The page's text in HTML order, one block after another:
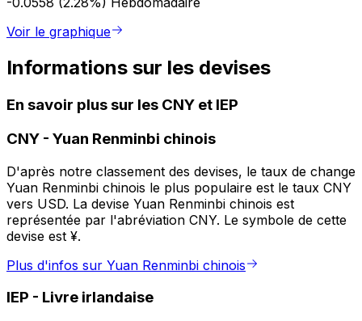
Voir le graphique
Informations sur les devises
En savoir plus sur les CNY et IEP
CNY - Yuan Renminbi chinois
D'après notre classement des devises, le taux de change
Yuan Renminbi chinois le plus populaire est le taux CNY
vers USD. La devise Yuan Renminbi chinois est
représentée par l'abréviation CNY. Le symbole de cette
devise est ¥.
Plus d'infos sur Yuan Renminbi chinois
IEP - Livre irlandaise